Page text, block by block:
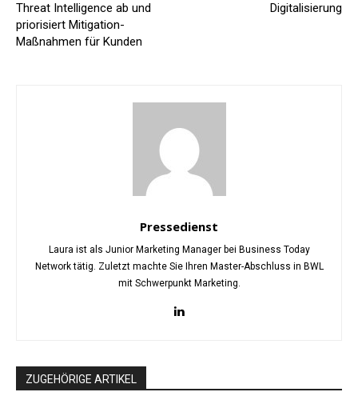
Threat Intelligence ab und
priorisiert Mitigation-
Maßnahmen für Kunden
Digitalisierung
Pressedienst
Laura ist als Junior Marketing Manager bei Business Today
Network tätig. Zuletzt machte Sie Ihren Master-Abschluss in BWL
mit Schwerpunkt Marketing.
ZUGEHÖRIGE ARTIKEL